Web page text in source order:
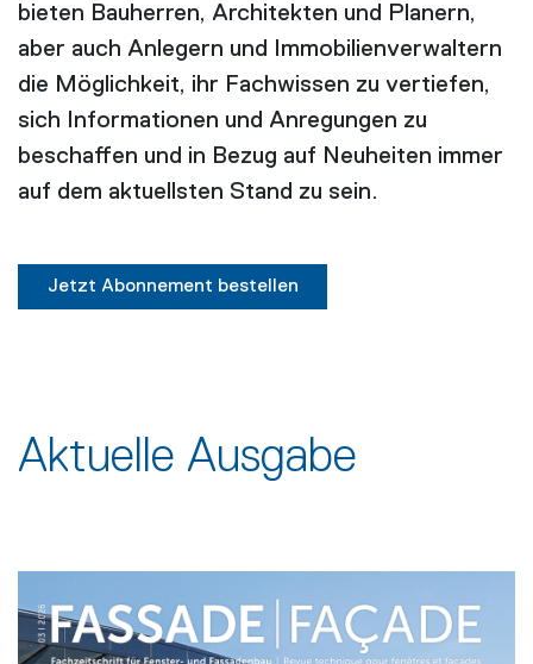
bieten Bauherren, Architekten und Planern,
aber auch Anlegern und Immobilienverwaltern
die Möglichkeit, ihr Fachwissen zu vertiefen,
sich Informationen und Anregungen zu
beschaffen und in Bezug auf Neuheiten immer
auf dem aktuellsten Stand zu sein.
Jetzt Abonnement bestellen
Aktuelle Ausgabe